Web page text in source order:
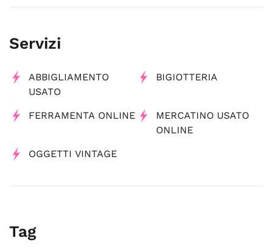
Servizi
ABBIGLIAMENTO
USATO
BIGIOTTERIA
FERRAMENTA ONLINE
MERCATINO USATO
ONLINE
OGGETTI VINTAGE
Tag